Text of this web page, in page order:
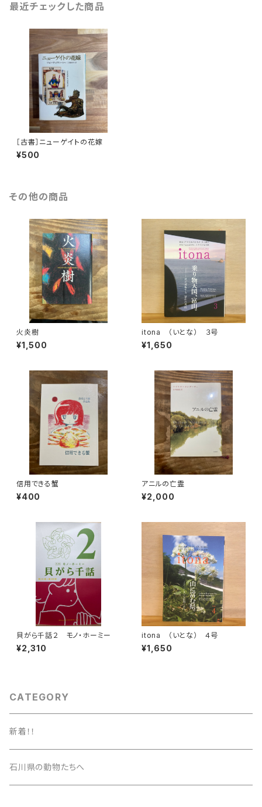
最近チェックした商品
［古書］ニューゲイトの花嫁
¥500
その他の商品
火炎樹
¥1,500
itona （いとな） ３号
¥1,650
信用できる蟹
¥400
アニルの亡霊
¥2,000
貝がら千話２ モノ・ホーミー
¥2,310
itona （いとな） ４号
¥1,650
CATEGORY
新着！！
石川県の動物たちへ